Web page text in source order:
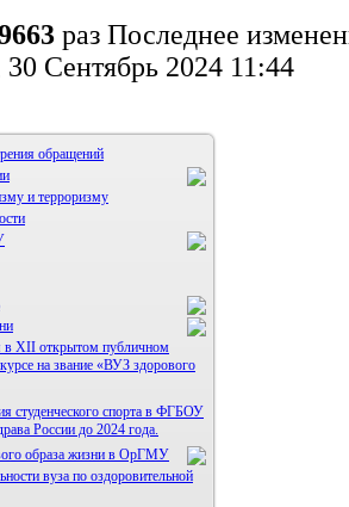
раз Последнее
Сентябрь 2024 11:44
обращений
и терроризму
науки
журнала
в XII открытом публичном
на звание «ВУЗ здорового
студенческого спорта в ФГБОУ
России до 2024 года.
образа жизни в ОрГМУ
вуза по оздоровительной